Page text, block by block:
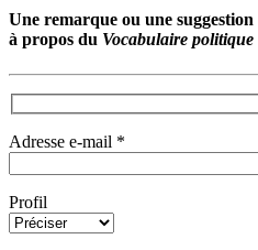
Une remarque ou une suggestion
à propos du Vocabulaire politique
Adresse e-mail *
Profil